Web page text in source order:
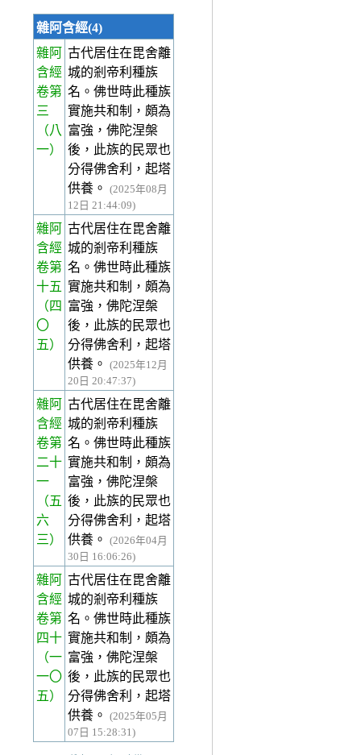
雜阿含經(4)
雜阿
含經
卷第
三
（八
一）
古代居住在毘舍離
城的剎帝利種族
名。佛世時此種族
實施共和制，頗為
富強，佛陀涅槃
後，此族的民眾也
分得佛舍利，起塔
供養。
(2025年08月
12日 21:44:09)
雜阿
含經
卷第
十五
（四
〇
五）
古代居住在毘舍離
城的剎帝利種族
名。佛世時此種族
實施共和制，頗為
富強，佛陀涅槃
後，此族的民眾也
分得佛舍利，起塔
供養。
(2025年12月
20日 20:47:37)
雜阿
含經
卷第
二十
一
（五
六
三）
古代居住在毘舍離
城的剎帝利種族
名。佛世時此種族
實施共和制，頗為
富強，佛陀涅槃
後，此族的民眾也
分得佛舍利，起塔
供養。
(2026年04月
30日 16:06:26)
雜阿
含經
卷第
四十
（一
一〇
五）
古代居住在毘舍離
城的剎帝利種族
名。佛世時此種族
實施共和制，頗為
富強，佛陀涅槃
後，此族的民眾也
分得佛舍利，起塔
供養。
(2025年05月
07日 15:28:31)